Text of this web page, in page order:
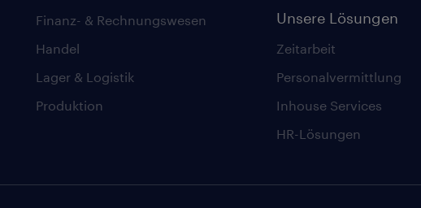
Finanz- & Rechnungswesen
Handel
Lager & Logistik
Produktion
Unsere Lösungen
Zeitarbeit
Personalvermittlung
Inhouse Services
HR-Lösungen